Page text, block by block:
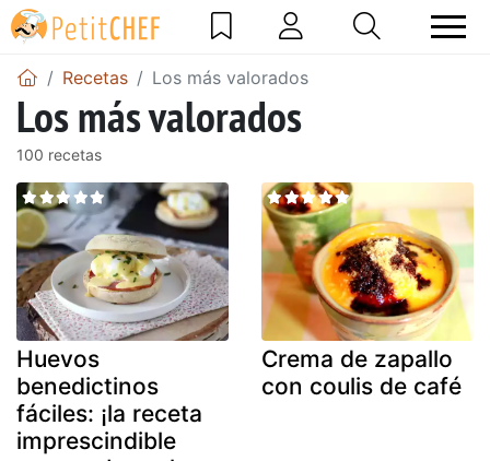
Recetas Los más valorados
Los más valorados
100 recetas
Huevos
benedictinos
fáciles: ¡la receta
imprescindible
Crema de zapallo
con coulis de café